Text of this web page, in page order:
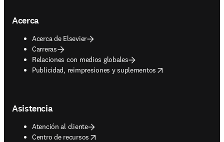
Acerca
Acerca de Elsevier
Carreras
Relaciones con medios globales
Publicidad, reimpresiones y suplementos
opens in new tab/window
Asistencia
Atención al cliente
Centro de recursos
opens in new tab/window